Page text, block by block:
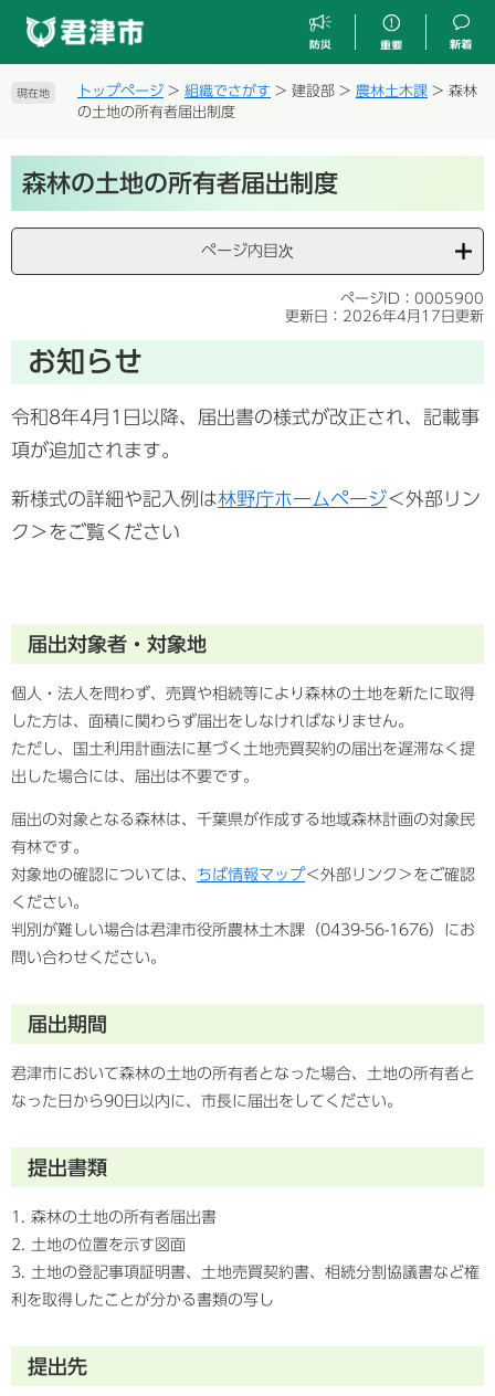
現在地 トップページ > 組織でさがす > 建設部 > 農林土木課 > 森林
の土地の所有者届出制度
文森林の土地の所有者届出制度
ページ内目次
ページID：0005900
更新日：2026年4月17日更新
お知らせ
令和8年4月1日以降、届出書の様式が改正され、記載事
項が追加されます。
新様式の詳細や記入例は林野庁ホームページ＜外部リン
ク＞をご覧ください
届出対象者・対象地
個人・法人を問わず、売買や相続等により森林の土地を新たに取得
した方は、面積に関わらず届出をしなければなりません。
ただし、国土利用計画法に基づく土地売買契約の届出を遅滞なく提
出した場合には、届出は不要です。
届出の対象となる森林は、千葉県が作成する地域森林計画の対象民
有林です。
対象地の確認については、 ちば情報マップ＜外部リンク＞ をご確認
ください。
判別が難しい場合は君津市役所農林土木課（0439-56-1676）にお
問い合わせください。
届出期間
君津市において森林の土地の所有者となった場合、土地の所有者と
なった日から90日以内に、市長に届出をしてください。
提出書類
1. 森林の土地の所有者届出書
2. 土地の位置を示す図面
3. 土地の登記事項証明書、土地売買契約書、相続分割協議書など権
利を取得したことが分かる書類の写し
提出先